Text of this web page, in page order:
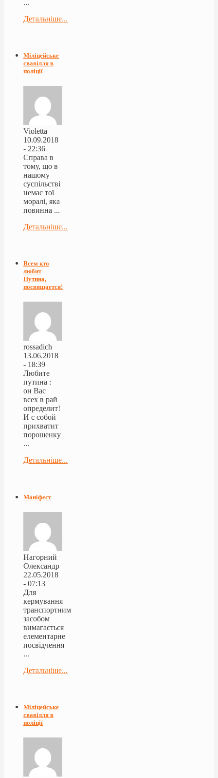
...
Детальніше...
Міліцейське
свавілля в
поліції
Violetta
10.09.2018
- 22:36
Справа в
тому, що в
нашому
суспільстві
немає тої
моралі, яка
повинна ...
Детальніше...
Всем кто
любит
Путина,
посвящается!
rossadich
13.06.2018
- 18:39
Любите
путина :
он Вас
всех в рай
определит!
И с собой
прихватит
порошенку
...
Детальніше...
Маніфест
Нагорний
Олександр
22.05.2018
- 07:13
Для
кермування
транспортним
засобом
вимагається
елементарне
посвідчення
...
Детальніше...
Міліцейське
свавілля в
поліції